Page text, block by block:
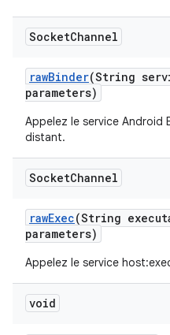
SocketChannel
rawBinder(String
parameters)
Appelez le service Android
distant.
SocketChannel
rawExec(String
parameters)
Appelez le service
void